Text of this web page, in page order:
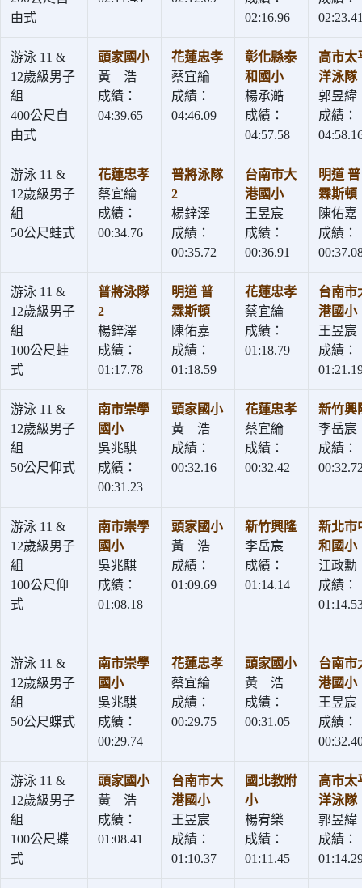
由式
02:16.96
游泳 11 &
12歲級男子
組
400公尺自
由式
頭家國小
黃 浩
成績：
04:39.65
花蓮忠孝
蔡宜綸
成績：
04:46.09
彰化縣泰
和國小
楊承澔
成績：
04:57.58
高市太
洋泳隊
郭昱緯
成績：
游泳 11 &
12歲級男子
組
50公尺蛙式
花蓮忠孝
蔡宜綸
成績：
00:34.76
普將泳隊
2
楊鋅澤
成績：
00:35.72
台南市大
港國小
王昱宸
成績：
00:36.91
明道 普
霖斯頓
陳佑嘉
成績：
游泳 11 &
12歲級男子
組
100公尺蛙
式
普將泳隊
2
楊鋅澤
成績：
01:17.78
明道 普
霖斯頓
陳佑嘉
成績：
01:18.59
花蓮忠孝
蔡宜綸
成績：
01:18.79
台南市
港國小
王昱宸
成績：
游泳 11 &
12歲級男子
組
50公尺仰式
南市崇學
國小
吳兆騏
成績：
00:31.23
頭家國小
黃 浩
成績：
00:32.16
花蓮忠孝
蔡宜綸
成績：
00:32.42
新竹興
李岳宸
成績：
游泳 11 &
12歲級男子
組
100公尺仰
式
南市崇學
國小
吳兆騏
成績：
01:08.18
頭家國小
黃 浩
成績：
01:09.69
新竹興隆
李岳宸
成績：
01:14.14
新北市
和國小
江政勳
成績：
游泳 11 &
12歲級男子
組
50公尺蝶式
南市崇學
國小
吳兆騏
成績：
00:29.74
花蓮忠孝
蔡宜綸
成績：
00:29.75
頭家國小
黃 浩
成績：
00:31.05
台南市
港國小
王昱宸
成績：
游泳 11 &
12歲級男子
組
100公尺蝶
式
頭家國小
黃 浩
成績：
01:08.41
台南市大
港國小
王昱宸
成績：
01:10.37
國北教附
小
楊宥樂
成績：
01:11.45
高市太
洋泳隊
郭昱緯
成績：